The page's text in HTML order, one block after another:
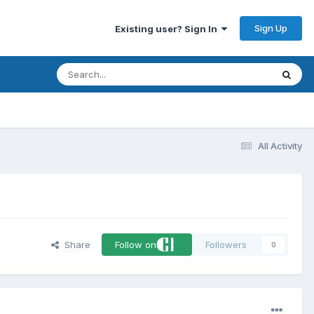
Existing user? Sign In Sign Up
All Activity
Share Follow on Followers 0